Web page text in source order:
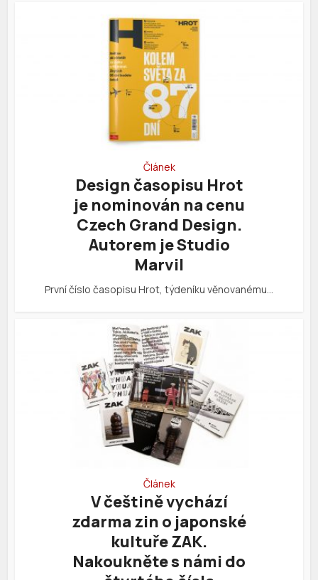
Článek
Design časopisu Hrot
je nominován na cenu
Czech Grand Design.
Autorem je Studio
Marvil
První číslo časopisu Hrot, týdeníku věnovanému…
Článek
V češtině vychází
zdarma zin o japonské
kultuře ZAK.
Nakoukněte s námi do